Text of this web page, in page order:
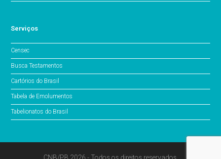
Serviços
Censec
Busca Testamentos
Cartórios do Brasil
Tabela de Emolumentos
Tabelionatos do Brasil